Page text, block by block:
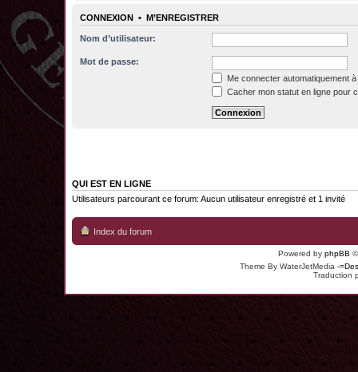
CONNEXION • M’ENREGISTRER
Nom d’utilisateur:
Mot de passe:
Me connecter automatiquement
Cacher mon statut en ligne pour
QUI EST EN LIGNE
Utilisateurs parcourant ce forum: Aucun utilisateur enregistré et 1 invité
Index du forum
Powered by phpBB
Theme By WaterJetMedia -
Traduction